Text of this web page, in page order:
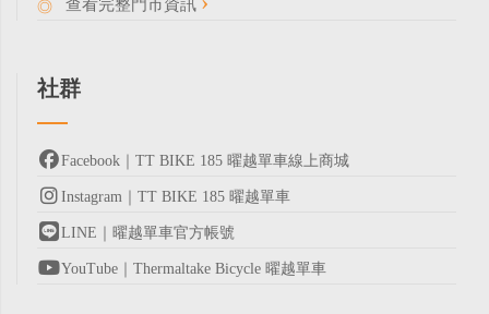
查看完整門市資訊
社群
Facebook｜TT BIKE 185 曜越單車線上商城
Instagram｜TT BIKE 185 曜越單車
LINE｜曜越單車官方帳號
YouTube｜Thermaltake Bicycle 曜越單車